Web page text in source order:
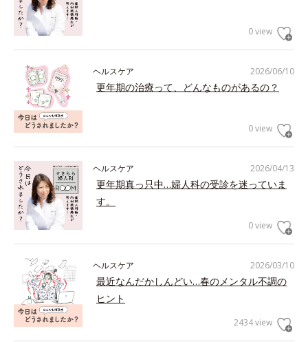
0 view
2026/06/10
ヘルスケア
更年期の治療って、どんなものがあるの？
0 view
2026/04/13
ヘルスケア
更年期真っ只中…婦人科の受診を迷っていま
す。
0 view
2026/03/10
ヘルスケア
最近なんだかしんどい…春のメンタル不調の
ヒント
2434 view